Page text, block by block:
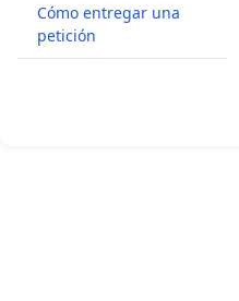
Cómo entregar una
petición